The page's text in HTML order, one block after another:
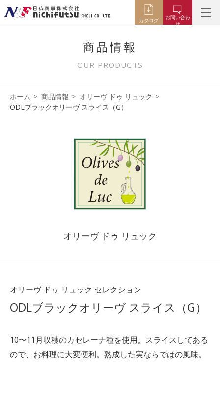
カタログ
お問い合わ
せ
商品情報
OUR PRODUCTS
ホーム 商品情報
オリーヴ ドゥ リュック
ODLブラックオリーヴ スライス（G）
オリーヴ ドゥ リュック
オリーヴ ドゥ リュック セレクション
ODLブラックオリーヴ スライス（G）
10〜11月収穫のカセレーナ種を使用。スライスしてある
ので、お料理に大変便利。熟成した実ならではの風味。